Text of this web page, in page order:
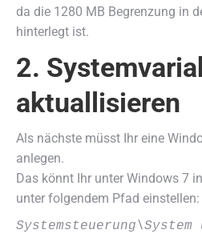
da die 1280 MB Begrenzung in
hinterlegt ist.
2.
aktuallisieren
Als nächste müsst Ihr eine
anlegen.
Das könnt Ihr unter Windows 7
unter folgendem Pfad einstellen:
Systemsteuerung\System